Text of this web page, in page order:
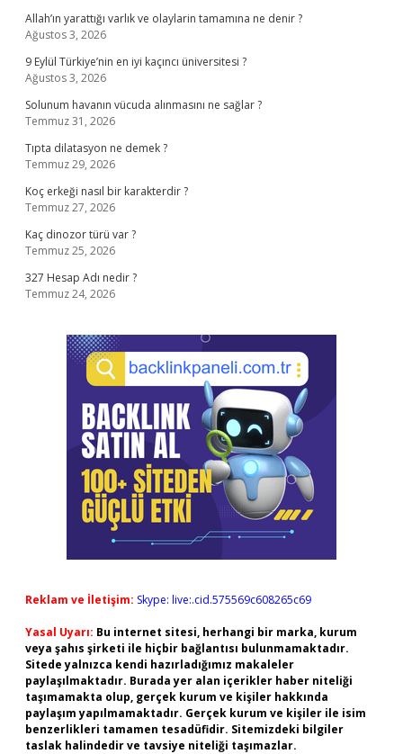
Allah’ın yarattığı varlık ve olaylarin tamamına ne denir ?
Ağustos 3, 2026
9 Eylül Türkiye’nin en iyi kaçıncı üniversitesi ?
Ağustos 3, 2026
Solunum havanın vücuda alınmasını ne sağlar ?
Temmuz 31, 2026
Tıpta dilatasyon ne demek ?
Temmuz 29, 2026
Koç erkeği nasıl bir karakterdir ?
Temmuz 27, 2026
Kaç dinozor türü var ?
Temmuz 25, 2026
327 Hesap Adı nedir ?
Temmuz 24, 2026
Reklam ve İletişim: Skype: live:.cid.575569c608265c69
Yasal Uyarı: Bu internet sitesi, herhangi bir marka, kurum
veya şahıs şirketi ile hiçbir bağlantısı bulunmamaktadır.
Sitede yalnızca kendi hazırladığımız makaleler
paylaşılmaktadır. Burada yer alan içerikler haber niteliği
taşımamakta olup, gerçek kurum ve kişiler hakkında
paylaşım yapılmamaktadır. Gerçek kurum ve kişiler ile isim
benzerlikleri tamamen tesadüfidir. Sitemizdeki bilgiler
taslak halindedir ve tavsiye niteliği taşımazlar.